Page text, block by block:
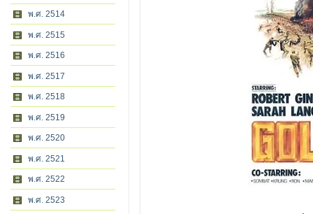
พ.ศ. 2514
พ.ศ. 2515
พ.ศ. 2516
พ.ศ. 2517
พ.ศ. 2518
พ.ศ. 2519
พ.ศ. 2520
พ.ศ. 2521
พ.ศ. 2522
พ.ศ. 2523